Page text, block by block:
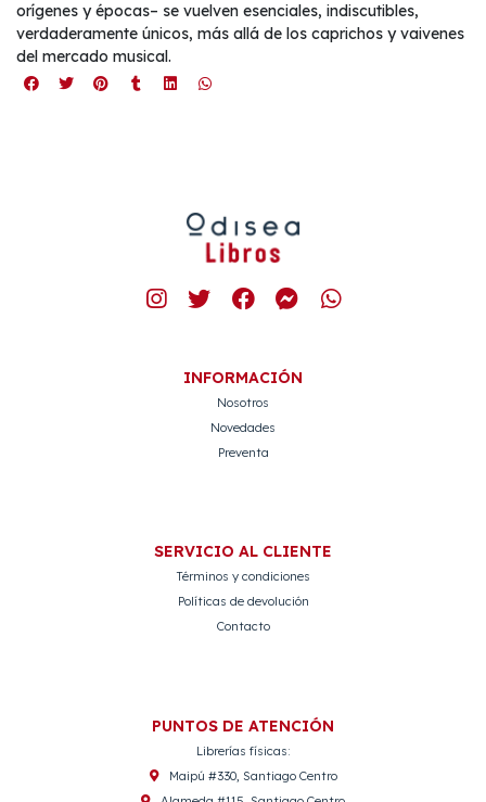
orígenes y épocas– se vuelven esenciales, indiscutibles,
verdaderamente únicos, más allá de los caprichos y vaivenes
del mercado musical.
INFORMACIÓN
Nosotros
Novedades
Preventa
SERVICIO AL CLIENTE
Términos y condiciones
Políticas de devolución
Contacto
PUNTOS DE ATENCIÓN
Librerías físicas:
Maipú #330, Santiago Centro